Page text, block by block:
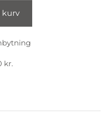
kurv
kr.